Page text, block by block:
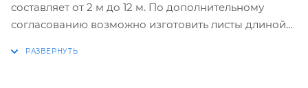
составляет от 2 м до 12 м. По дополнительному
согласованию возможно изготовить листы длиной